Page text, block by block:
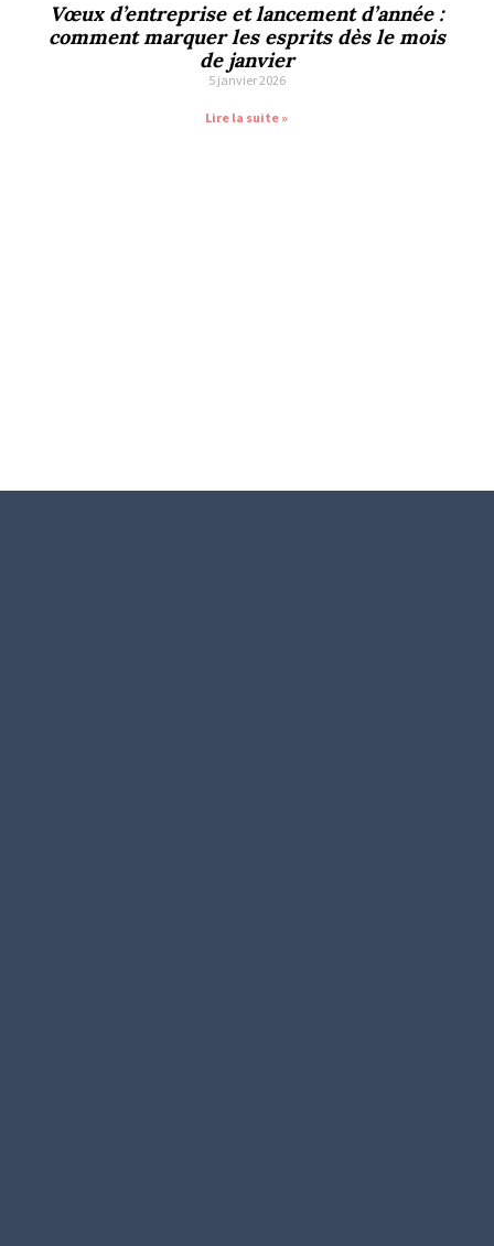
Vœux d’entreprise et lancement d’année :
comment marquer les esprits dès le mois
de janvier
5 janvier 2026
Lire la suite »